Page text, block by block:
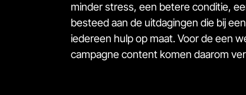
minder stress, een betere conditie,
besteed aan de uitdagingen die bij
iedereen hulp op maat. Voor de een
campagne content komen daarom